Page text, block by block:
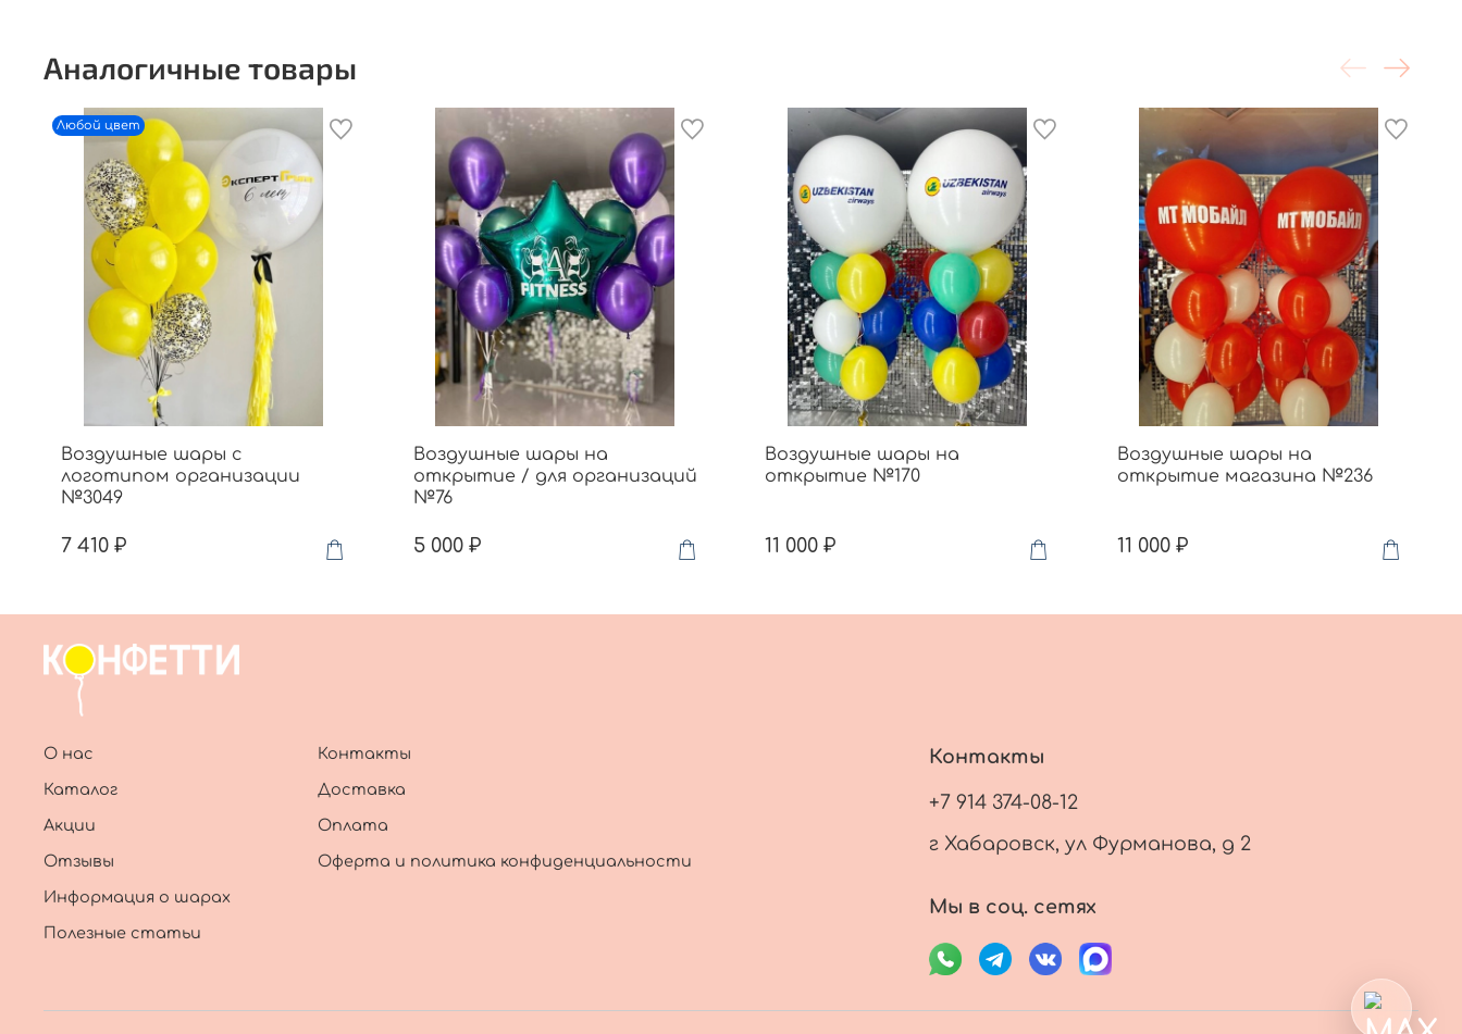
Аналогичные товары
Любой цвет
Воздушные шары с
логотипом организации
№3049
7 410 ₽
Воздушные шары на
открытие / для организаций
№76
5 000 ₽
Воздушные шары на
открытие №170
11 000 ₽
Воздушные шары на
открытие магазина №236
11 000 ₽
О нас
Каталог
Акции
Отзывы
Информация о шарах
Полезные статьи
Контакты
Доставка
Оплата
Оферта и политика конфиденциальности
Контакты
+7 914 374-08-12
г Хабаровск, ул Фурманова, д 2
Мы в соц. сетях